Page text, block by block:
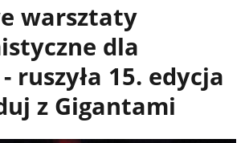
warsztaty
dla
ruszyła 15. edycja
z Gigantami